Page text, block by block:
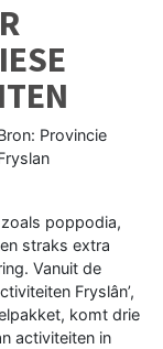
Provincie
poppodia,
straks extra
Vanuit de
Fryslân’,
komt drie
activiteiten in